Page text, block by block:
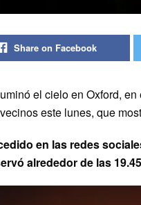
Share on Facebook
el cielo en Oxford,
este lunes, que
en las redes
alrededor de las